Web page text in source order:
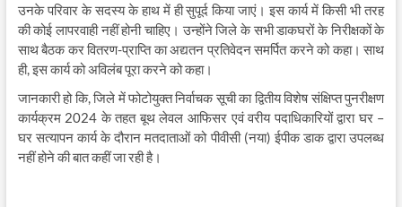
उनके परिवार के सदस्य के हाथ में ही सुपूर्द किया जाएं। इस कार्य में किसी भी तरह
की कोई लापरवाही नहीं होनी चाहिए। उन्होंने जिले के सभी डाकघरों के निरीक्षकों के
साथ बैठक कर वितरण-प्राप्ति का अद्यतन प्रतिवेदन समर्पित करने को कहा। साथ
ही, इस कार्य को अविलंब पूरा करने को कहा।
जानकारी हो कि, जिले में फोटोयुक्त निर्वाचक सूची का द्वितीय विशेष संक्षिप्त पुनरीक्षण
कार्यक्रम 2024 के तहत बूथ लेवल आफिसर एवं वरीय पदाधिकारियों द्वारा घर –
घर सत्यापन कार्य के दौरान मतदाताओं को पीवीसी (नया) ईपीक डाक द्वारा उपलब्ध
नहीं होने की बात कहीं जा रही है।